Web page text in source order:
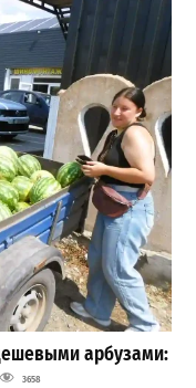
арбузами:
3658